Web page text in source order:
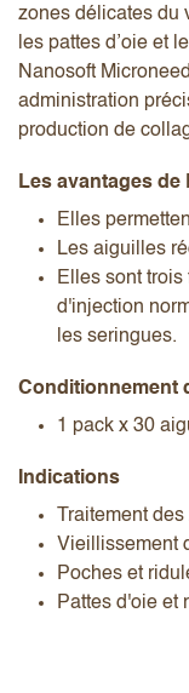
zones délicates du
les pattes d’oie et
Nanosoft
administration
production de
Les avantages
Elles
Les aiguilles
Elles sont
d'injection
les seringues.
Conditionnement
1 pack x 30
Indications
Traitement
Vieillissement
Poches et
Pattes d'oie et